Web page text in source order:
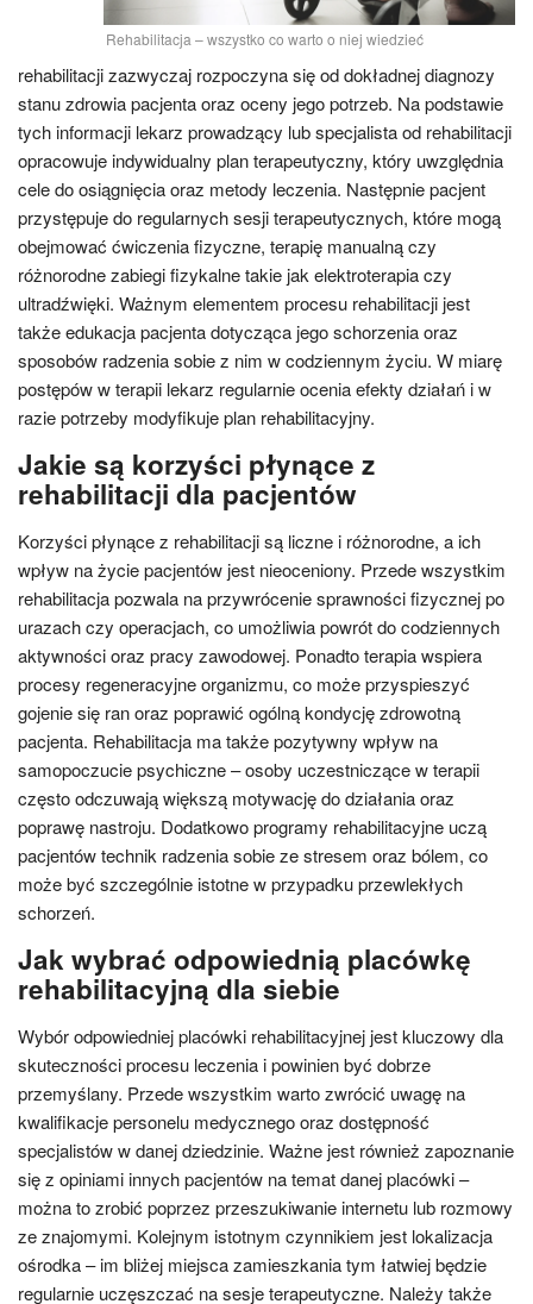
Rehabilitacja – wszystko co warto o niej wiedzieć
rehabilitacji zazwyczaj rozpoczyna się od dokładnej diagnozy
stanu zdrowia pacjenta oraz oceny jego potrzeb. Na podstawie
tych informacji lekarz prowadzący lub specjalista od rehabilitacji
opracowuje indywidualny plan terapeutyczny, który uwzględnia
cele do osiągnięcia oraz metody leczenia. Następnie pacjent
przystępuje do regularnych sesji terapeutycznych, które mogą
obejmować ćwiczenia fizyczne, terapię manualną czy
różnorodne zabiegi fizykalne takie jak elektroterapia czy
ultradźwięki. Ważnym elementem procesu rehabilitacji jest
także edukacja pacjenta dotycząca jego schorzenia oraz
sposobów radzenia sobie z nim w codziennym życiu. W miarę
postępów w terapii lekarz regularnie ocenia efekty działań i w
razie potrzeby modyfikuje plan rehabilitacyjny.
Jakie są korzyści płynące z
rehabilitacji dla pacjentów
Korzyści płynące z rehabilitacji są liczne i różnorodne, a ich
wpływ na życie pacjentów jest nieoceniony. Przede wszystkim
rehabilitacja pozwala na przywrócenie sprawności fizycznej po
urazach czy operacjach, co umożliwia powrót do codziennych
aktywności oraz pracy zawodowej. Ponadto terapia wspiera
procesy regeneracyjne organizmu, co może przyspieszyć
gojenie się ran oraz poprawić ogólną kondycję zdrowotną
pacjenta. Rehabilitacja ma także pozytywny wpływ na
samopoczucie psychiczne – osoby uczestniczące w terapii
często odczuwają większą motywację do działania oraz
poprawę nastroju. Dodatkowo programy rehabilitacyjne uczą
pacjentów technik radzenia sobie ze stresem oraz bólem, co
może być szczególnie istotne w przypadku przewlekłych
schorzeń.
Jak wybrać odpowiednią placówkę
rehabilitacyjną dla siebie
Wybór odpowiedniej placówki rehabilitacyjnej jest kluczowy dla
skuteczności procesu leczenia i powinien być dobrze
przemyślany. Przede wszystkim warto zwrócić uwagę na
kwalifikacje personelu medycznego oraz dostępność
specjalistów w danej dziedzinie. Ważne jest również zapoznanie
się z opiniami innych pacjentów na temat danej placówki –
można to zrobić poprzez przeszukiwanie internetu lub rozmowy
ze znajomymi. Kolejnym istotnym czynnikiem jest lokalizacja
ośrodka – im bliżej miejsca zamieszkania tym łatwiej będzie
regularnie uczęszczać na sesje terapeutyczne. Należy także